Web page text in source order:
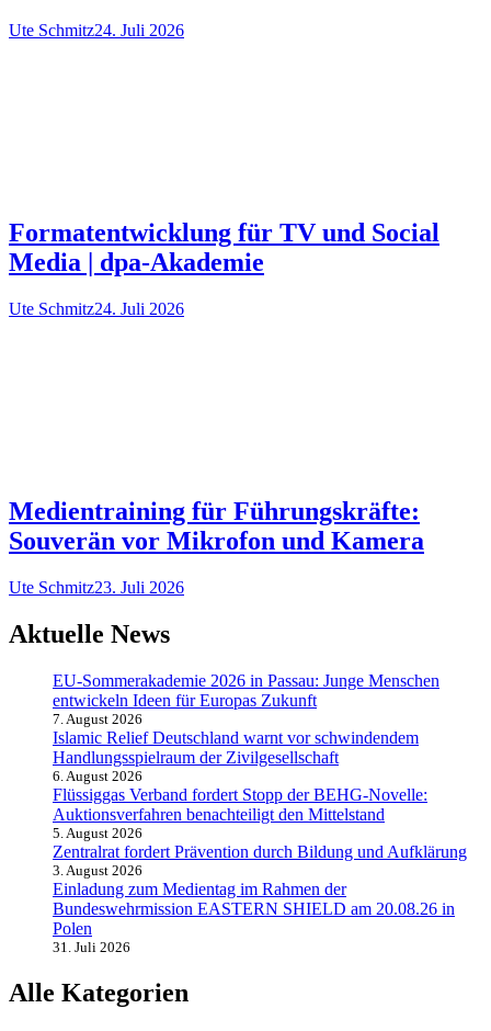
Ute Schmitz24. Juli 2026
Formatentwicklung für TV und Social
Media | dpa-Akademie
Ute Schmitz24. Juli 2026
Medientraining für Führungskräfte:
Souverän vor Mikrofon und Kamera
Ute Schmitz23. Juli 2026
Aktuelle News
EU-Sommerakademie 2026 in Passau: Junge Menschen
entwickeln Ideen für Europas Zukunft
7. August 2026
Islamic Relief Deutschland warnt vor schwindendem
Handlungsspielraum der Zivilgesellschaft
6. August 2026
Flüssiggas Verband fordert Stopp der BEHG-Novelle:
Auktionsverfahren benachteiligt den Mittelstand
5. August 2026
Zentralrat fordert Prävention durch Bildung und Aufklärung
3. August 2026
Einladung zum Medientag im Rahmen der
Bundeswehrmission EASTERN SHIELD am 20.08.26 in
Polen
31. Juli 2026
Alle Kategorien